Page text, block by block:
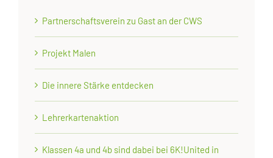
Partnerschaftsverein zu Gast an der CWS
Projekt Malen
Die innere Stärke entdecken
Lehrerkartenaktion
Klassen 4a und 4b sind dabei bei 6K!United in